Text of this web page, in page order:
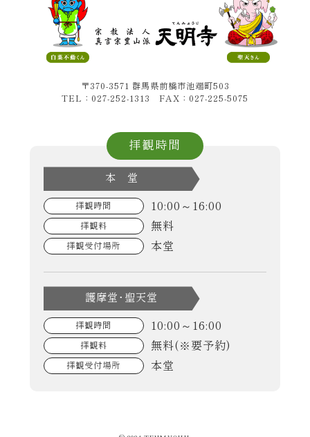
〒370-3571 群馬県前橋市池端町503
TEL：027-252-1313 FAX：027-225-5075
拝観時間
本 堂
拝観時間 10:00～16:00
拝観料 無料
拝観受付場所 本堂
護摩堂･聖天堂
拝観時間 10:00～16:00
拝観料 無料(※要予約)
拝観受付場所 本堂